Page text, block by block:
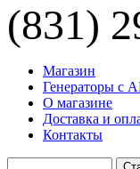
(831)
Магазин
Генераторы с
О магазине
Доставка и
Контакты